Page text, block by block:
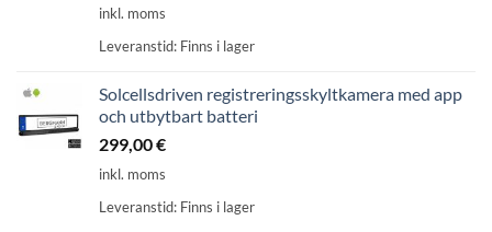
inkl. moms
Leveranstid: Finns i lager
Solcellsdriven registreringsskyltkamera med app
och utbytbart batteri
299,00€
inkl. moms
Leveranstid: Finns i lager